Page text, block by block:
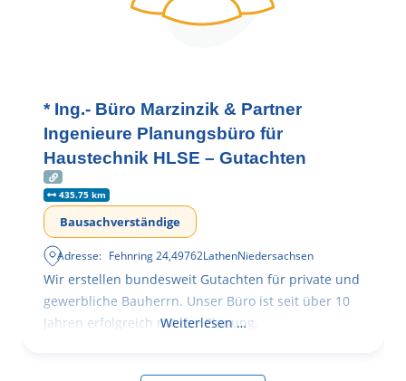
* Ing.- Büro Marzinzik & Partner
Ingenieure Planungsbüro für
Haustechnik HLSE – Gutachten
435.75 km
Bausachverständige
Adresse: Fehnring 24,49762LathenNiedersachsen
Wir erstellen bundesweit Gutachten für private und
gewerbliche Bauherrn. Unser Büro ist seit über 10
Jahren erfolgreich mit der Planung,
Weiterlesen …